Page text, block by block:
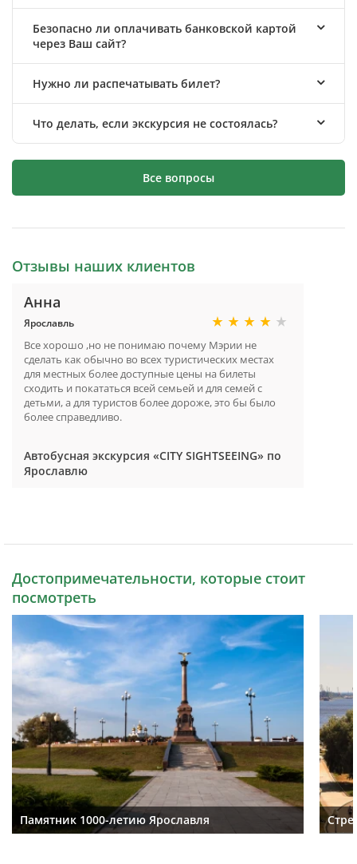
Безопасно ли оплачивать банковской картой
через Ваш сайт?
Нужно ли распечатывать билет?
Что делать, если экскурсия не состоялась?
Все вопросы
Отзывы наших клиентов
Анна
Ярославль
Все хорошо ,но не понимаю почему Мэрии не
сделать как обычно во всех туристических местах
для местных более доступные цены на билеты
сходить и покататься всей семьей и для семей с
детьми, а для туристов более дороже, это бы было
более справедливо.
Автобусная экскурсия «CITY SIGHTSEEING» по
Ярославлю
Достопримечательности, которые стоит
посмотреть
Памятник 1000-летию Ярославля